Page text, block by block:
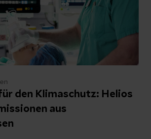
den Klimaschutz: Helios
aus